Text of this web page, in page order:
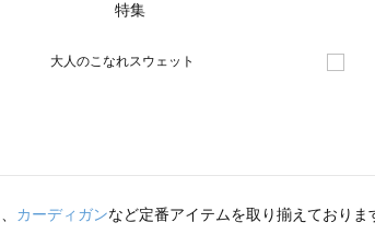
特集
、 カーディガンなど定番アイテムを取り揃えておりま